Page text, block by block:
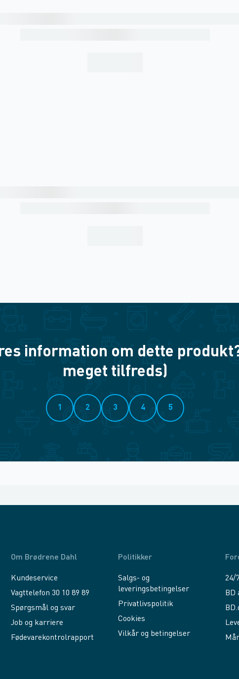
information om dette
meget tilfreds)
1 2 3 4 5
Om Brødrene Dahl
Kundeservice
Vagttelefon 30 10 89 89
Spørgsmål og svar
Job og karriere
Fødevarekontrolrapport
Politikker
Salgs- og
leveringsbetingelser
Privatlivspolitik
Cookies
Vilkår og betingelser
24/
BD